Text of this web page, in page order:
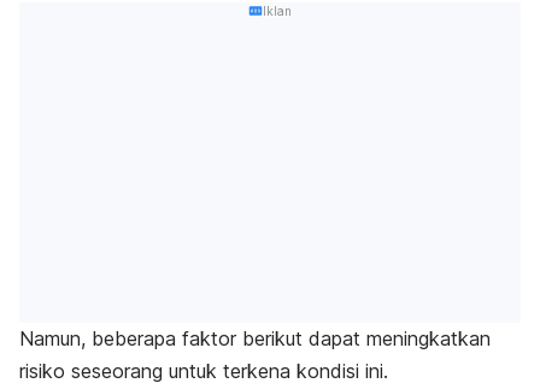
Iklan
Namun, beberapa faktor berikut dapat meningkatkan
risiko seseorang untuk terkena kondisi ini.